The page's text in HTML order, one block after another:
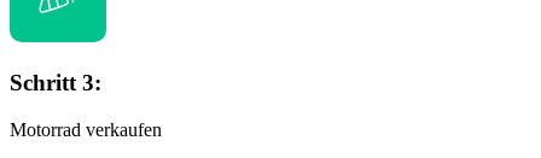
Schritt 3:
Motorrad verkaufen